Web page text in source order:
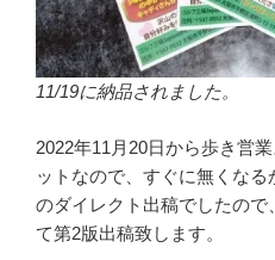
11/19に納品されました。
2022年11月20日から歩き営
ットなので、すぐに無くな
のダイレクト出稿でしたので
て第2版出稿致します。